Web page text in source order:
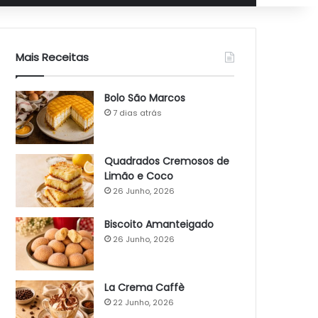
Mais Receitas
Bolo São Marcos
7 dias atrás
Quadrados Cremosos de
Limão e Coco
26 Junho, 2026
Biscoito Amanteigado
26 Junho, 2026
La Crema Caffè
22 Junho, 2026